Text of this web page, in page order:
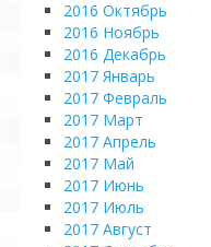
2016 Октябрь
2016 Ноябрь
2016 Декабрь
2017 Январь
2017 Февраль
2017 Март
2017 Апрель
2017 Май
2017 Июнь
2017 Июль
2017 Август